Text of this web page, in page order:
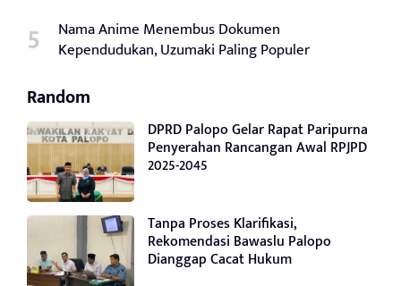
Nama Anime Menembus Dokumen
Kependudukan, Uzumaki Paling Populer
Random
DPRD Palopo Gelar Rapat Paripurna
Penyerahan Rancangan Awal RPJPD
2025-2045
Tanpa Proses Klarifikasi,
Rekomendasi Bawaslu Palopo
Dianggap Cacat Hukum